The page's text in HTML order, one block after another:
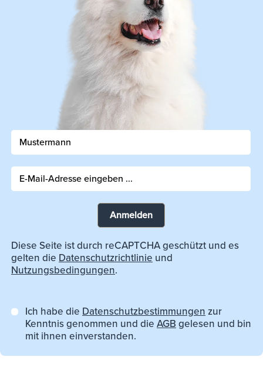
Anmelden
Diese Seite ist durch reCAPTCHA geschützt und es
gelten die Datenschutzrichtlinie und
Nutzungsbedingungen.
Ich habe die Datenschutzbestimmungen zur
Kenntnis genommen und die AGB gelesen und bin
mit ihnen einverstanden.